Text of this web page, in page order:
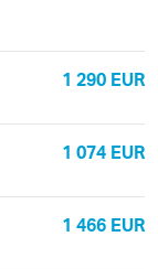
1 290 EUR
1 074 EUR
1 466 EUR